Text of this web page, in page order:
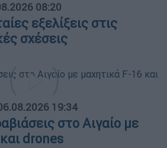
08:20
εξελίξεις στις
σχέσεις
19:34
στο Αιγαίο με
drones